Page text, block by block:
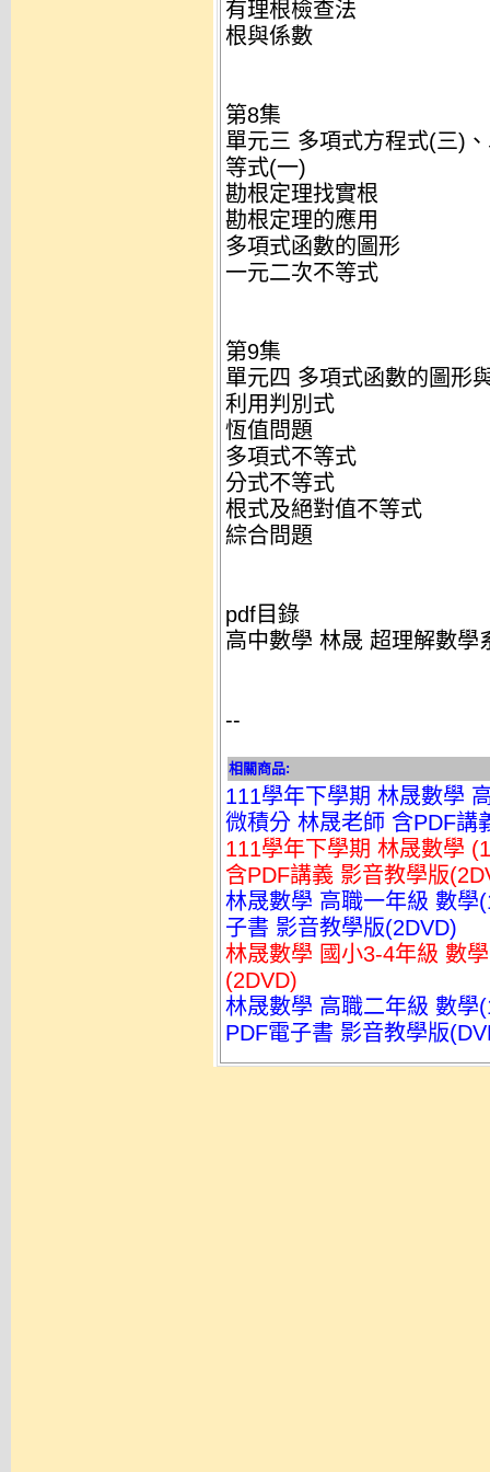
有理根檢查法
根與係數
第8集
單元三 多項式方程式(三)
等式(一)
勘根定理找實根
勘根定理的應用
多項式函數的圖形
一元二次不等式
第9集
單元四 多項式函數的圖形
利用判別式
恆值問題
多項式不等式
分式不等式
根式及絕對值不等式
綜合問題
pdf目錄
高中數學 林晟 超理解數學
--
相關商品:
111學年下學期 林晟數學
微積分 林晟老師 含PDF講
111學年下學期 林晟數學
含PDF講義 影音教學版
林晟數學 高職一年級 數學
子書 影音教學版(2DVD)
林晟數學 國小3-4年級 數
(2DVD)
林晟數學 高職二年級 數學
PDF電子書 影音教學版